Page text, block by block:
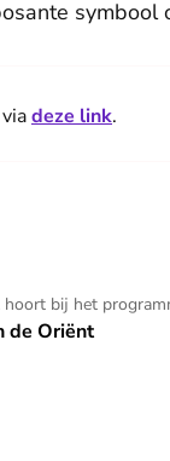
symbool
deze link.
hoort bij het
de Oriënt